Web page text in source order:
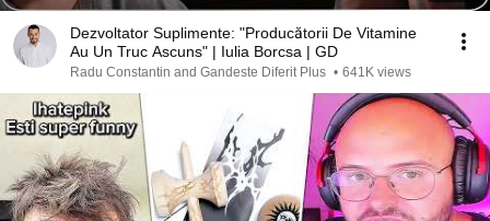
Dezvoltator Suplimente: "Producătorii De Vitamine
Au Un Truc Ascuns" | Iulia Borcsa | GD
Radu Constantin and Gandeste Diferit Plus • 641K views